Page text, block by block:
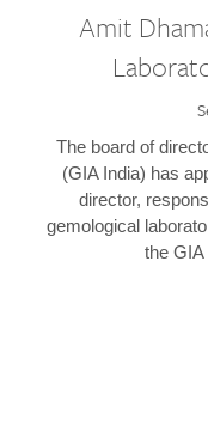
Amit
The board of
(GIA India) has
director,
gemological
the GIA